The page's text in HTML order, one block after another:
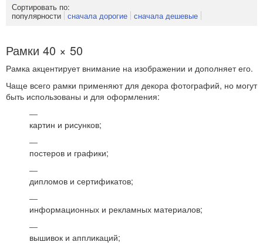
Сортировать по:
популярности сначала дорогие сначала дешевые
Рамки 40 × 50
Рамка акцентирует внимание на изображении и дополняет его.
Чаще всего рамки применяют для декора фотографий, но могут
быть использованы и для оформления:
картин и рисунков;
постеров и графики;
дипломов и сертификатов;
информационных и рекламных материалов;
вышивок и аппликаций;